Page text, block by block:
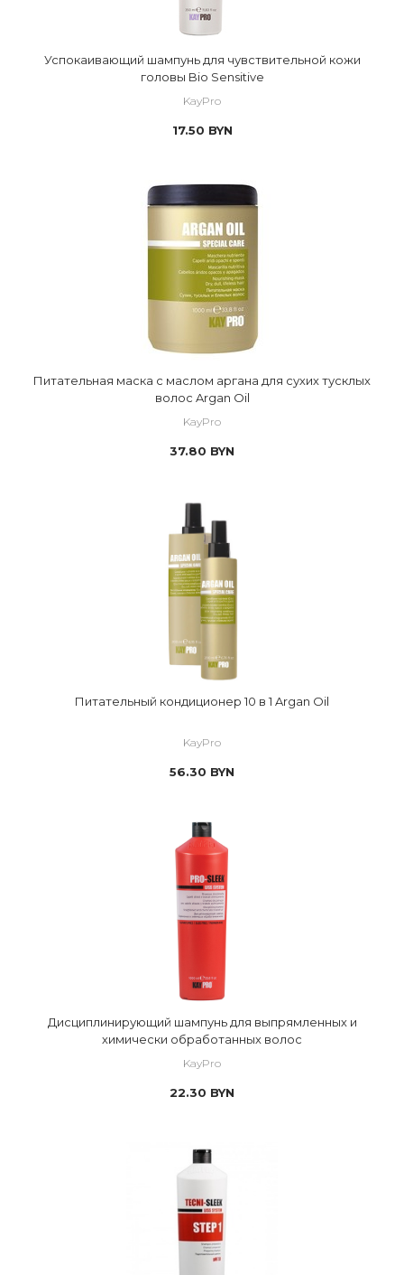
Успокаивающий шампунь для чувствительной кожи
головы Bio Sensitive
KayPro
17.50 BYN
Питательная маска с маслом аргана для сухих тусклых
волос Argan Oil
KayPro
37.80 BYN
Питательный кондиционер 10 в 1 Argan Oil
KayPro
56.30 BYN
Дисциплинирующий шампунь для выпрямленных и
химически обработанных волос
KayPro
22.30 BYN